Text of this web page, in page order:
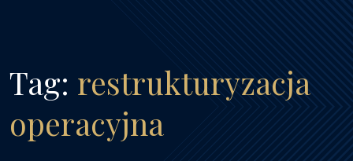
Tag: restrukturyzacja
operacyjna